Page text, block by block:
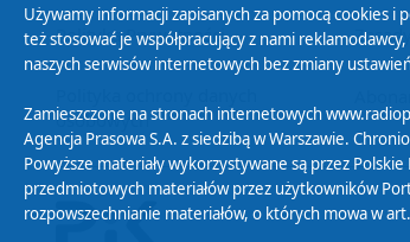
Polityka Prywatności
osobowych
Używamy informacji zapisanych za pomocą cookies
też stosować je współpracujący z nami
naszych serwisów internetowych bez zmiany
Zamieszczone na stronach internetowych
Agencja Prasowa S.A. z siedzibą w Warszawie.
Powyższe materiały wykorzystywane są przez
przedmiotowych materiałów przez użytkowników
rozpowszechnianie materiałów, o których mowa w